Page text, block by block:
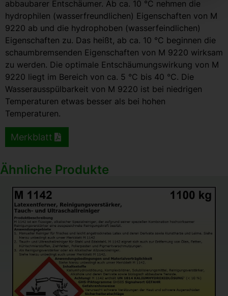
abbaubarer Entschäumer. Ab ca. 10 °C nehmen die
hydrophilen (wasserfreundlichen) Eigenschaften von M
9220 ab und die hydrophoben (wasserfeindlichen)
Eigenschaften zu. Das heißt, ab ca. 10 °C beginnen die
schaumbremsenden Eigenschaften von M 9220 wirksam
zu werden. Die optimale Entschäumungswirkung von M
9220 liegt im Bereich von ca. 5 °C bis 40 °C. Die
Wasserausspülbarkeit von M 9220 ist bei niedrigen
Temperaturen etwas besser als bei hohen
Temperaturen.
Merkblatt
Ähnliche Produkte